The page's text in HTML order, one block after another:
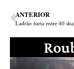
ANTERIOR